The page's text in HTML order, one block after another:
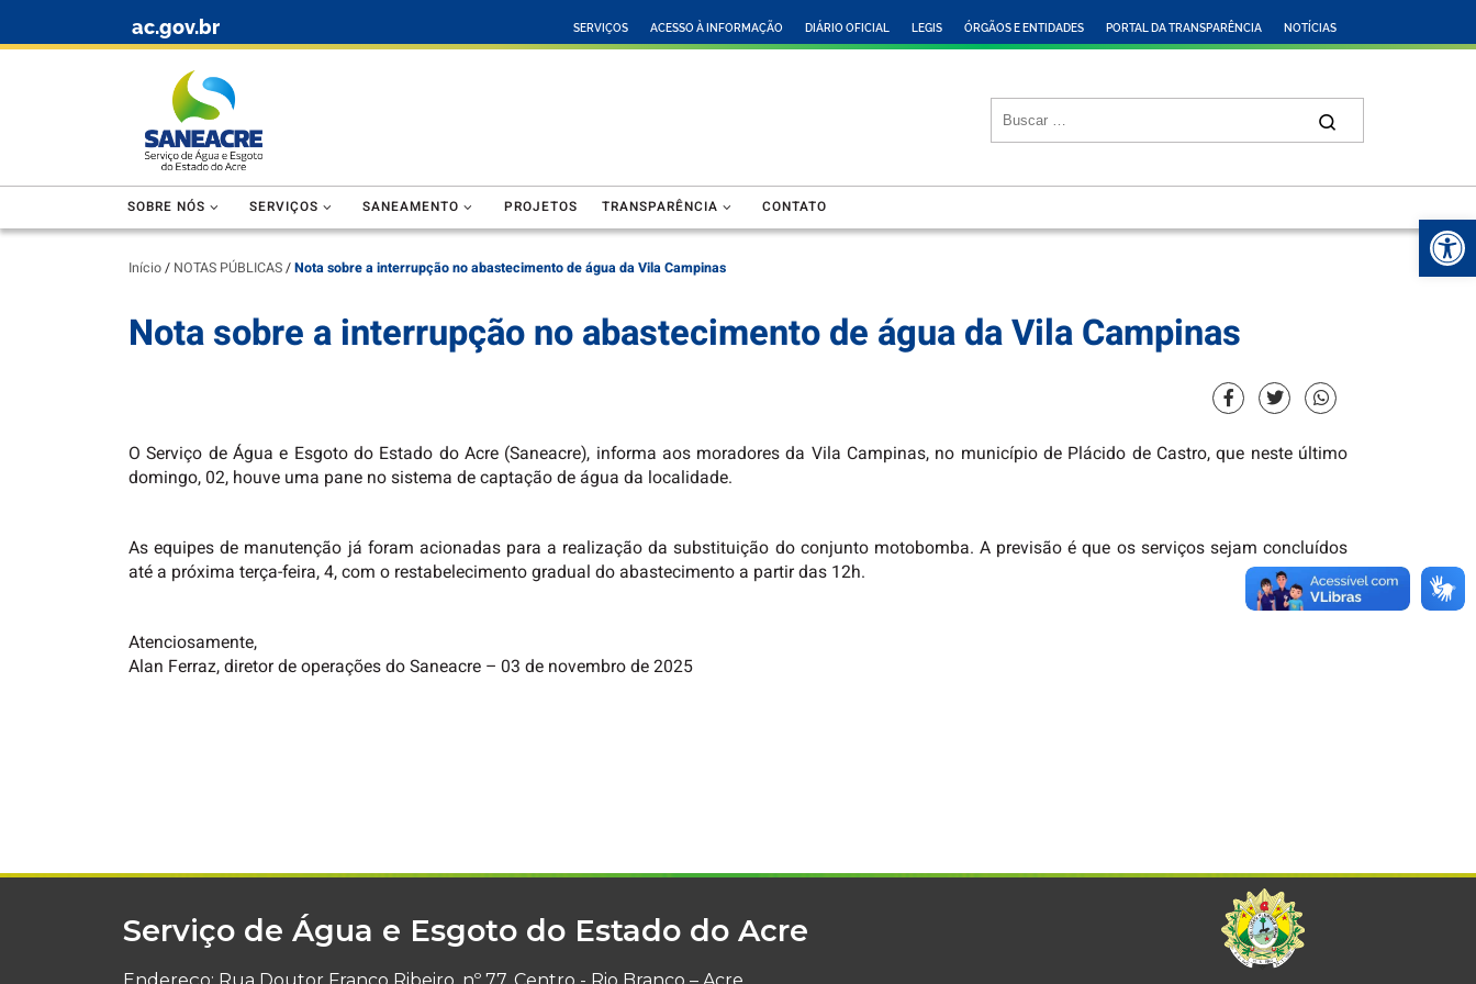
ac.gov.br SERVIÇOS ACESSO À INFORMAÇÃO DIÁRIO OFICIAL LEGIS ÓRGÃOS E ENTIDADES PORTAL DA TRANSPARÊNCIA NOTÍCIAS
SOBRE NÓS SERVIÇOS SANEAMENTO PROJETOS TRANSPARÊNCIA CONTATO
Início/ NOTAS PÚBLICAS/Nota sobre a interrupção no abastecimento de água da Vila Campinas
Nota sobre a interrupção no abastecimento de água da Vila Campinas
O Serviço de Água e Esgoto do Estado do Acre (Saneacre), informa aos moradores da Vila Campinas, no município de Plácido de Castro, que neste último
domingo, 02, houve uma pane no sistema de captação de água da localidade.
As equipes de manutenção já foram acionadas para a realização da substituição do conjunto motobomba. A previsão é que os serviços sejam concluídos
até a próxima terça-feira, 4, com o restabelecimento gradual do abastecimento a partir das 12h.
Atenciosamente,
Alan Ferraz, diretor de operações do Saneacre – 03 de novembro de 2025
Serviço de Água e Esgoto do Estado do Acre